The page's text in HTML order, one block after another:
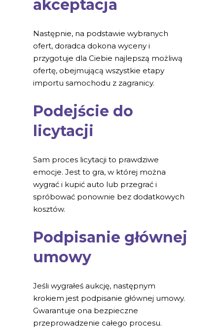
akceptacja
Następnie, na podstawie wybranych
ofert, doradca dokona wyceny i
przygotuje dla Ciebie najlepszą możliwą
ofertę, obejmującą wszystkie etapy
importu samochodu z zagranicy.
Podejście do
licytacji
Sam proces licytacji to prawdziwe
emocje. Jest to gra, w której można
wygrać i kupić auto lub przegrać i
spróbować ponownie bez dodatkowych
kosztów.
Podpisanie głównej
umowy
Jeśli wygrałeś aukcję, następnym
krokiem jest podpisanie głównej umowy.
Gwarantuje ona bezpieczne
przeprowadzenie całego procesu.